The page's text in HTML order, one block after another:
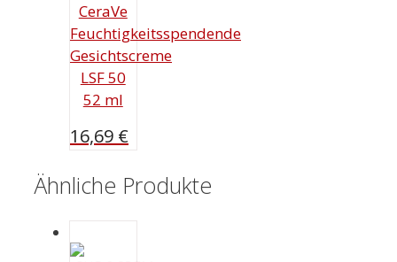
CeraVe
Feuchtigkeitsspendende
Gesichtscreme
LSF 50
52 ml
16,69 €
Ähnliche Produkte